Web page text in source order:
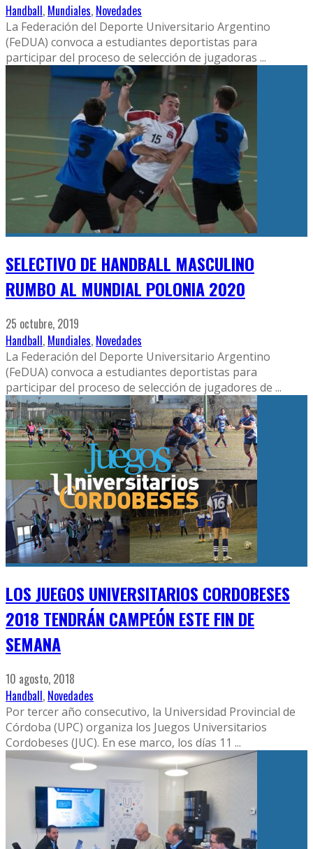
Handball, Mundiales, Novedades
La Federación del Deporte Universitario Argentino
(FeDUA) convoca a estudiantes deportistas para
participar del proceso de selección de jugadoras ...
SELECTIVO DE HANDBALL MASCULINO
RUMBO AL MUNDIAL POLONIA 2020
25 octubre, 2019
Handball, Mundiales, Novedades
La Federación del Deporte Universitario Argentino
(FeDUA) convoca a estudiantes deportistas para
participar del proceso de selección de jugadores de ...
LOS JUEGOS UNIVERSITARIOS CORDOBESES
2018 TENDRÁN CAMPEÓN ESTE FIN DE
SEMANA
10 agosto, 2018
Handball, Novedades
Por tercer año consecutivo, la Universidad Provincial de
Córdoba (UPC) organiza los Juegos Universitarios
Cordobeses (JUC). En ese marco, los días 11 ...